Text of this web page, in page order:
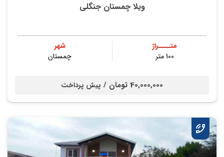
ویلا چمستان جنگلی
متــــراژ
100 متر
شهر
چمستان
40,000,000 تومان / پیش پرداخت